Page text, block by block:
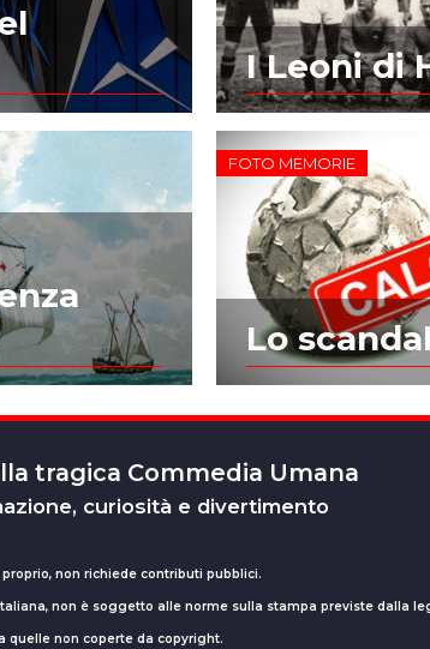
I Leoni di
FOTO MEMORIE
Lo
tragica Commedia Umana
curiosità e divertimento
non richiede contributi pubblici.
non è soggetto alle norme sulla stampa previste dalla
quelle non coperte da copyright.